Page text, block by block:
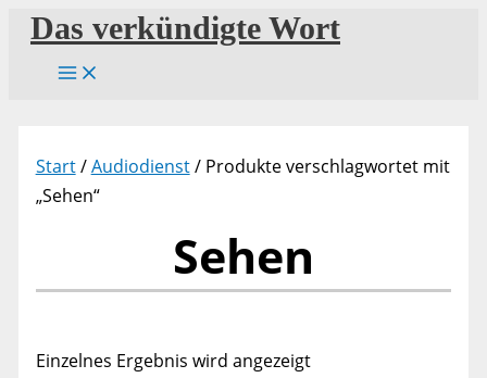
Zum
Inhalt
springen
Das verkündigte Wort
Start/Audiodienst/ Produkte verschlagwortet mit
„Sehen“
Sehen
Einzelnes Ergebnis wird angezeigt